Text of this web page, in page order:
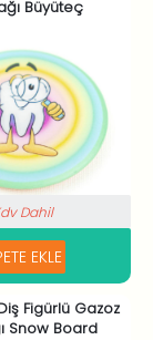
Büyüteç
Dahil
Diş Figürlü Gazoz
Snow Board